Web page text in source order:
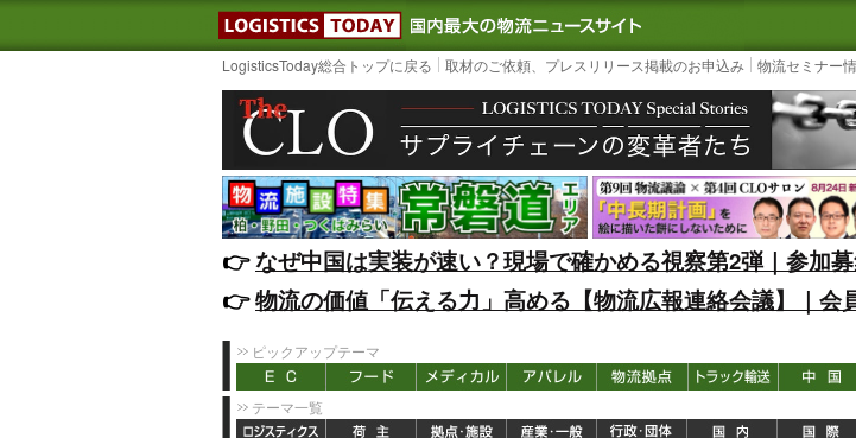
LOGISTICS TODAY｜国内最大の物流ニュースサイト
3PL, SCM
LogisticsToday総合トップに戻る 取材のご依頼、プレスリリース掲載のお申込み 物流セミナー
👉️なぜ中国は実装が速い？現場で確かめる視察第2弾｜参加
👉️物流の価値「伝える力」高める【物流広報連絡会議】｜会
ピックアップテーマ
テーマ一覧